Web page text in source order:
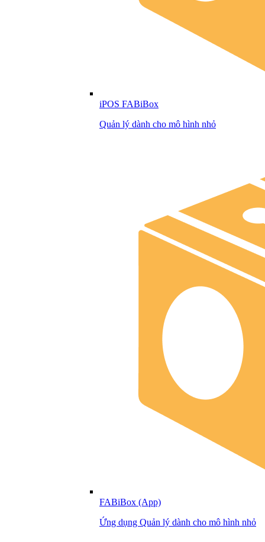
iPOS FABiBox
Quản lý dành cho mô hình nhỏ
FABiBox (App)
Ứng dụng Quản lý dành cho mô hình nhỏ